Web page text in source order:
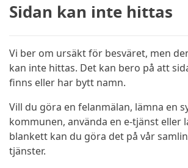
Sidan kan inte hittas
Vi ber om ursäkt för besväret, men
kan inte hittas. Det kan bero på att
finns eller har bytt namn.
Vill du göra en felanmälan, lämna en
kommunen, använda en e-tjänst eller
blankett kan du göra det på vår
tjänster.